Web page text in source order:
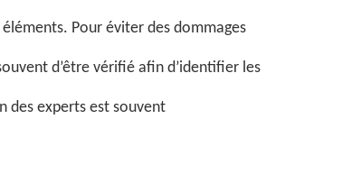
Pour éviter des dommages
d’être vérifié afin d’identifier les
des experts est souvent